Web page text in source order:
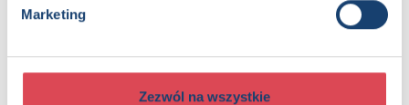
Marketing
Zezwól na wszystkie